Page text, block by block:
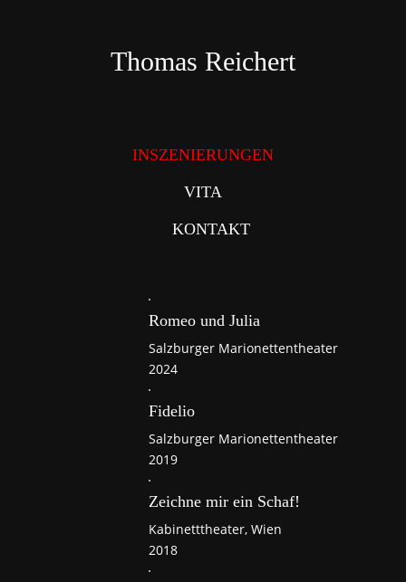
Thomas Reichert
INSZENIERUNGEN
VITA
KONTAKT
Romeo und Julia
Salzburger Marionettentheater
2024
Fidelio
Salzburger Marionettentheater
2019
Zeichne mir ein Schaf!
Kabinetttheater, Wien
2018